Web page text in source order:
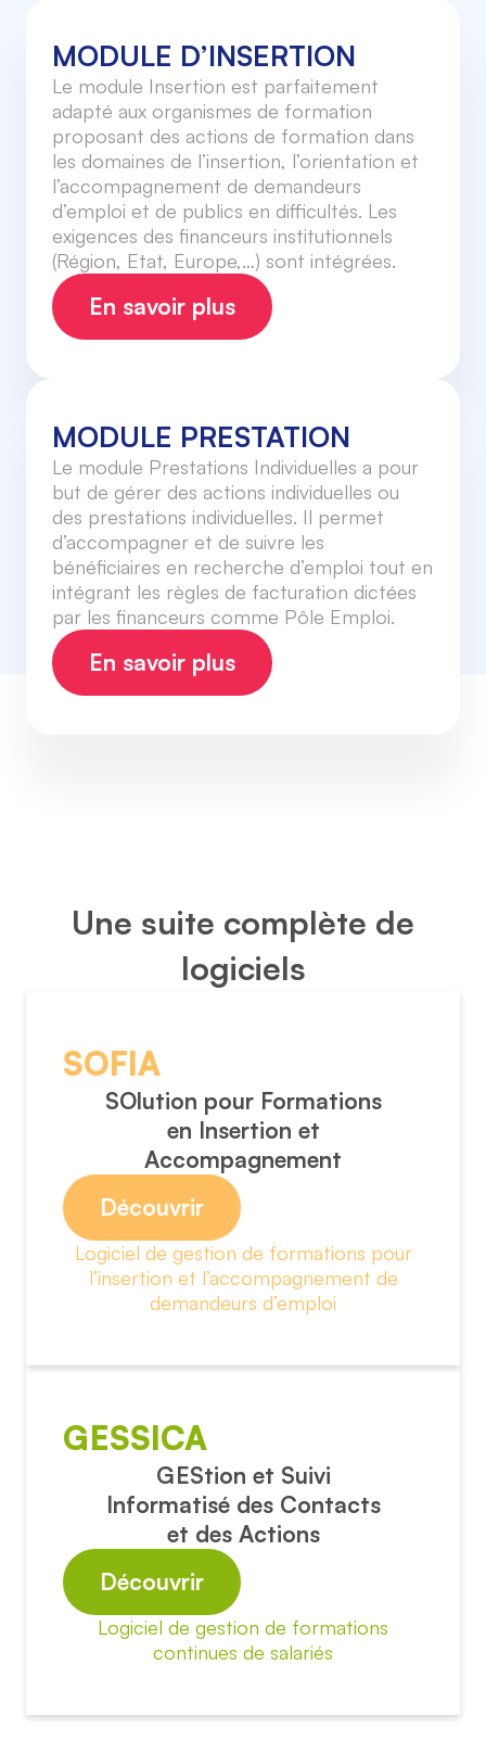
MODULE D’INSERTION
Le module Insertion est parfaitement
adapté aux organismes de formation
proposant des actions de formation dans
les domaines de l’insertion, l’orientation et
l’accompagnement de demandeurs
d’emploi et de publics en difficultés. Les
exigences des financeurs institutionnels
(Région, Etat, Europe,…) sont intégrées.
En savoir plus
MODULE PRESTATION
Le module Prestations Individuelles a pour
but de gérer des actions individuelles ou
des prestations individuelles. Il permet
d’accompagner et de suivre les
bénéficiaires en recherche d’emploi tout en
intégrant les règles de facturation dictées
par les financeurs comme Pôle Emploi.
En savoir plus
Une suite complète de
logiciels
SOFIA
SOlution pour Formations
en Insertion et
Accompagnement
Découvrir
Logiciel de gestion de formations pour
l’insertion et l’accompagnement de
demandeurs d’emploi
GESSICA
GEStion et Suivi
Informatisé des Contacts
et des Actions
Découvrir
Logiciel de gestion de formations
continues de salariés